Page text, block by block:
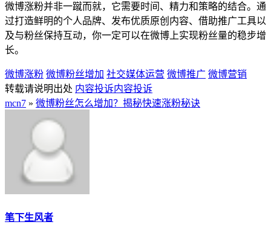
微博涨粉并非一蹴而就，它需要时间、精力和策略的结合。通
过打造鲜明的个人品牌、发布优质原创内容、借助推广工具以
及与粉丝保持互动，你一定可以在微博上实现粉丝量的稳步增
长。
微博涨粉 微博粉丝增加 社交媒体运营 微博推广 微博营销
转载请说明出处 内容投诉内容投诉
mcn7 » 微博粉丝怎么增加？揭秘快速涨粉秘诀
笔下生风者